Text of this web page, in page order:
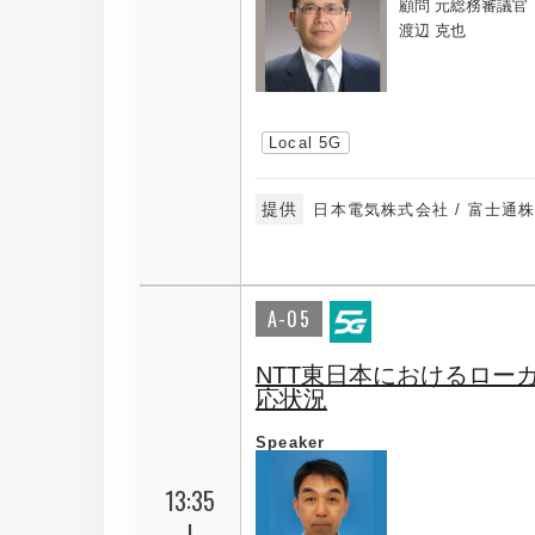
顧問 元総務審議官
渡辺 克也
Local 5G
提供 日本電気株式会社 / 富士通
13:35
A-05
NTT東日本におけるロー
応状況
Speaker